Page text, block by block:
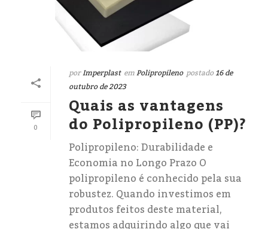
0
porImperplast emPolipropileno postado16 de
outubro de 2023
Quais as vantagens
do Polipropileno (PP)?
Polipropileno: Durabilidade e
Economia no Longo Prazo O
polipropileno é conhecido pela sua
robustez. Quando investimos em
produtos feitos deste material,